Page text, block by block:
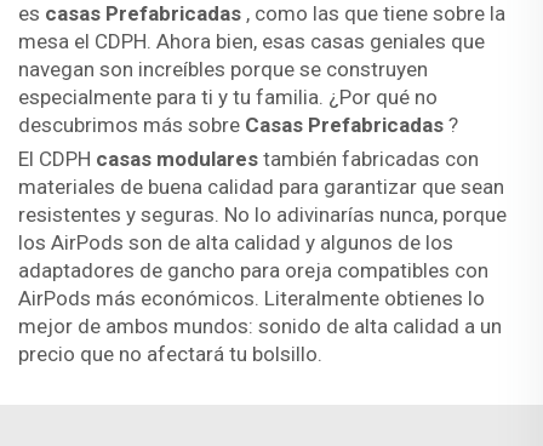
es casas Prefabricadas , como las que tiene sobre la
mesa el CDPH. Ahora bien, esas casas geniales que
navegan son increíbles porque se construyen
especialmente para ti y tu familia. ¿Por qué no
descubrimos más sobre Casas Prefabricadas ?
El CDPH casas modulares también fabricadas con
materiales de buena calidad para garantizar que sean
resistentes y seguras. No lo adivinarías nunca, porque
los AirPods son de alta calidad y algunos de los
adaptadores de gancho para oreja compatibles con
AirPods más económicos. Literalmente obtienes lo
mejor de ambos mundos: sonido de alta calidad a un
precio que no afectará tu bolsillo.